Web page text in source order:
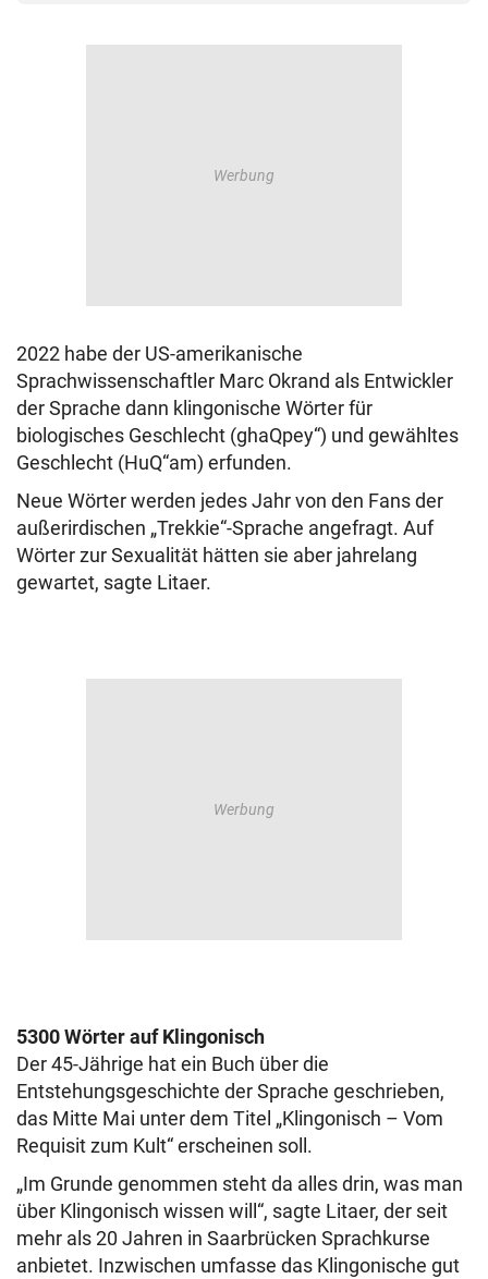
2022 habe der US-amerikanische
Sprachwissenschaftler Marc Okrand als Entwickler
der Sprache dann klingonische Wörter für
biologisches Geschlecht (ghaQpey“) und gewähltes
Geschlecht (HuQ“am) erfunden.
Neue Wörter werden jedes Jahr von den Fans der
außerirdischen „Trekkie“-Sprache angefragt. Auf
Wörter zur Sexualität hätten sie aber jahrelang
gewartet, sagte Litaer.
5300 Wörter auf Klingonisch
Der 45-Jährige hat ein Buch über die
Entstehungsgeschichte der Sprache geschrieben,
das Mitte Mai unter dem Titel „Klingonisch – Vom
Requisit zum Kult“ erscheinen soll.
„Im Grunde genommen steht da alles drin, was man
über Klingonisch wissen will“, sagte Litaer, der seit
mehr als 20 Jahren in Saarbrücken Sprachkurse
anbietet. Inzwischen umfasse das Klingonische gut